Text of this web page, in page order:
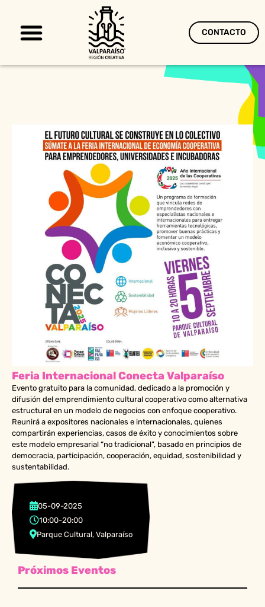
CONTACTO
Feria Internacional Conecta Valparaíso
Evento gratuito para la comunidad, dedicado a la promoción y
difusión del emprendimiento cultural cooperativo como alternativa
estructural en un modelo de negocios con enfoque cooperativo.
Reunirá a expositores nacionales e internacionales, quienes
compartirán experiencias, casos de éxito y conocimientos sobre
este modelo empresarial “no tradicional”, basado en principios de
democracia, participación, cooperación, equidad, sostenibilidad y
sustentabilidad.
05-09-2025
10:00-20:00
Parque Cultural, Valparaíso
Próximos Eventos